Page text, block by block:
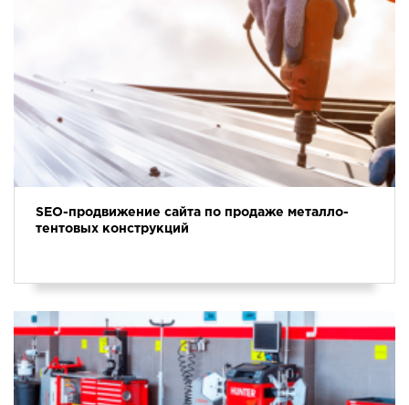
SEO-продвижение сайта по продаже металло-
тентовых конструкций